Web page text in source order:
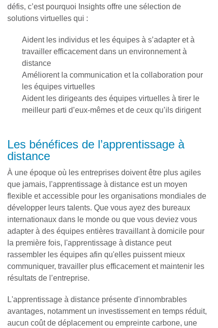
défis, c’est pourquoi Insights offre une sélection de
solutions virtuelles qui :
Aident les individus et les équipes à s’adapter et à
travailler efficacement dans un environnement à
distance
Améliorent la communication et la collaboration pour
les équipes virtuelles
Aident les dirigeants des équipes virtuelles à tirer le
meilleur parti d’eux-mêmes et de ceux qu’ils dirigent
Les bénéfices de l’apprentissage à
distance
À une époque où les entreprises doivent être plus agiles
que jamais, l'apprentissage à distance est un moyen
flexible et accessible pour les organisations mondiales de
développer leurs talents. Que vous ayez des bureaux
internationaux dans le monde ou que vous deviez vous
adapter à des équipes entières travaillant à domicile pour
la première fois, l'apprentissage à distance peut
rassembler les équipes afin qu'elles puissent mieux
communiquer, travailler plus efficacement et maintenir les
résultats de l’entreprise.
L'apprentissage à distance présente d'innombrables
avantages, notamment un investissement en temps réduit,
aucun coût de déplacement ou empreinte carbone, une